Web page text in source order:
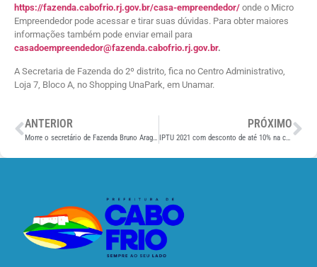
https://fazenda.cabofrio.rj.gov.br/casa-empreendedor/ onde o Micro
Empreendedor pode acessar e tirar suas dúvidas. Para obter maiores
informações também pode enviar email para
casadoempreendedor@fazenda.cabofrio.rj.gov.br.
A Secretaria de Fazenda do 2º distrito, fica no Centro Administrativo,
Loja 7, Bloco A, no Shopping UnaPark, em Unamar.
ANTERIOR
Morre o secretário de Fazenda Bruno Aragutti, vítima da COVID-19
PRÓXIMO
IPTU 2021 com desconto de até 10% na cota única